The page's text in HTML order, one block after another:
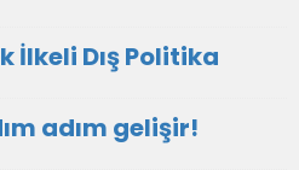
İlkeli Dış Politika
adım gelişir!